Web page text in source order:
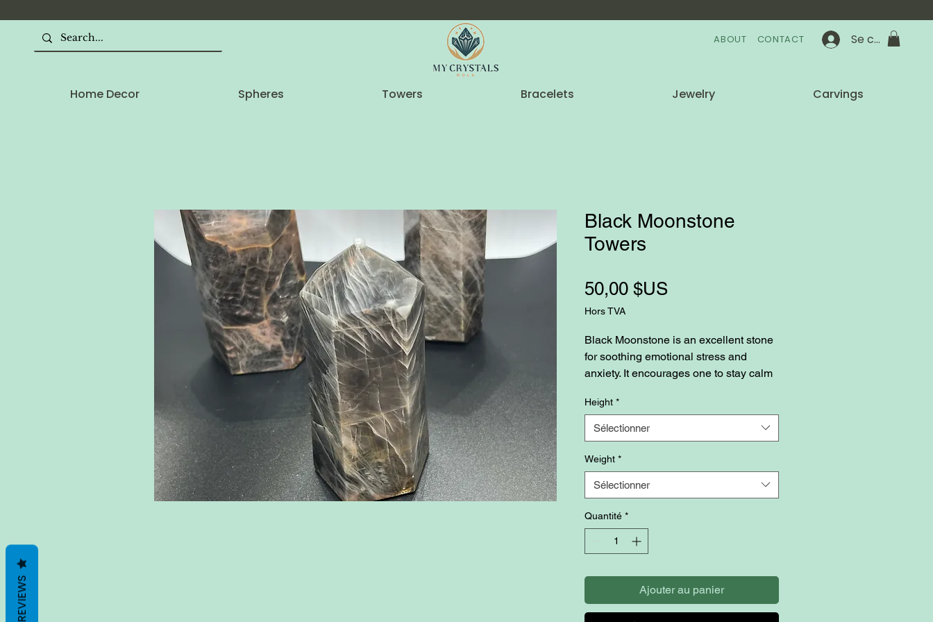
ABOUT CONTACT Se connecter
Home Decor Spheres Towers Bracelets Jewelry Carvings
Black Moonstone
Towers
50,00 $USPrix
Hors TVA
Black Moonstone is an excellent stone
for soothing emotional stress and
anxiety. It encourages one to stay calm
emotional and personal situations.
Black Moonstone enables one to be
aware of one's subconscious and
allows one to consistently act from this
intuition.
Height *
Sélectionner
Weight *
Sélectionner
Quantité *
Ajouter au panier
REVIEWS